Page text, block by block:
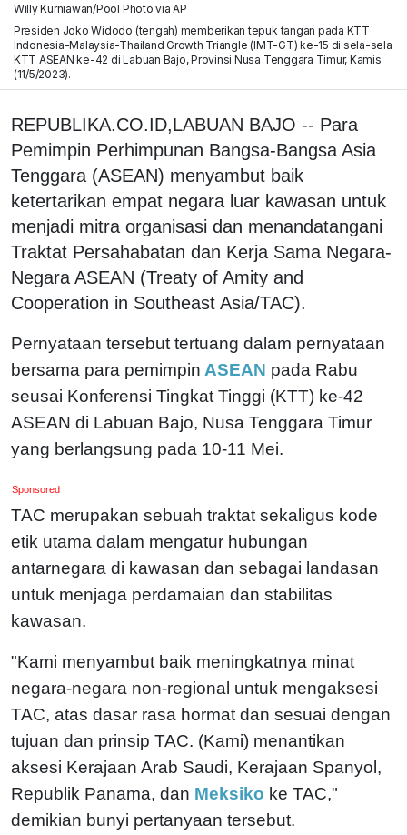
Willy Kurniawan/Pool Photo via AP
Presiden Joko Widodo (tengah) memberikan tepuk tangan pada KTT
Indonesia-Malaysia-Thailand Growth Triangle (IMT-GT) ke-15 di sela-sela
KTT ASEAN ke-42 di Labuan Bajo, Provinsi Nusa Tenggara Timur, Kamis
(11/5/2023).
REPUBLIKA.CO.ID,LABUAN BAJO -- Para
Pemimpin Perhimpunan Bangsa-Bangsa Asia
Tenggara (ASEAN) menyambut baik
ketertarikan empat negara luar kawasan untuk
menjadi mitra organisasi dan menandatangani
Traktat Persahabatan dan Kerja Sama Negara-
Negara ASEAN (Treaty of Amity and
Cooperation in Southeast Asia/TAC).
Pernyataan tersebut tertuang dalam pernyataan
bersama para pemimpin ASEAN pada Rabu
seusai Konferensi Tingkat Tinggi (KTT) ke-42
ASEAN di Labuan Bajo, Nusa Tenggara Timur
yang berlangsung pada 10-11 Mei.
Sponsored
TAC merupakan sebuah traktat sekaligus kode
etik utama dalam mengatur hubungan
antarnegara di kawasan dan sebagai landasan
untuk menjaga perdamaian dan stabilitas
kawasan.
"Kami menyambut baik meningkatnya minat
negara-negara non-regional untuk mengaksesi
TAC, atas dasar rasa hormat dan sesuai dengan
tujuan dan prinsip TAC. (Kami) menantikan
aksesi Kerajaan Arab Saudi, Kerajaan Spanyol,
Republik Panama, dan Meksiko ke TAC,"
demikian bunyi pertanyaan tersebut.